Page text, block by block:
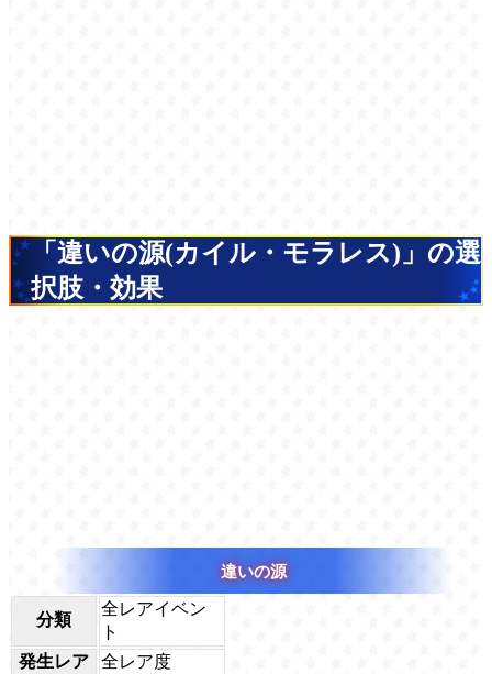
「違いの源(カイル・モラレス)」の選
択肢・効果
違いの源
分類
全レアイベン
ト
発生レア
全レア度